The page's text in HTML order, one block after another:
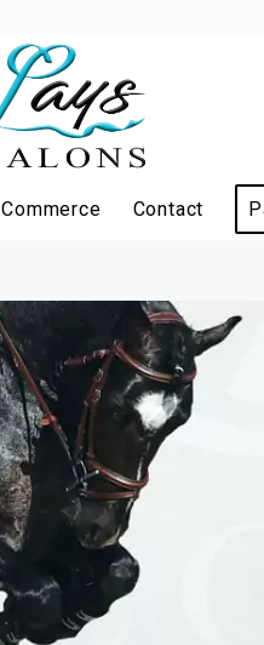
Commerce Contact